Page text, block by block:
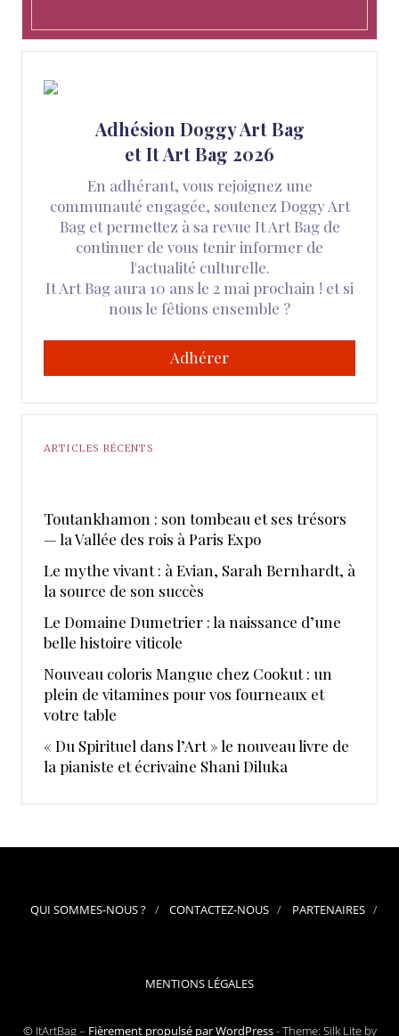
Adhésion Doggy Art Bag
et It Art Bag 2026
En adhérant, vous rejoignez une
communauté engagée, soutenez Doggy Art
Bag et permettez à sa revue It Art Bag de
continuer de vous tenir informer de
l'actualité culturelle.
It Art Bag aura 10 ans le 2 mai prochain ! et si
nous le fêtions ensemble ?
Adhérer
ARTICLES RÉCENTS
Toutankhamon : son tombeau et ses trésors
— la Vallée des rois à Paris Expo
Le mythe vivant : à Evian, Sarah Bernhardt, à
la source de son succès
Le Domaine Dumetrier : la naissance d’une
belle histoire viticole
Nouveau coloris Mangue chez Cookut : un
plein de vitamines pour vos fourneaux et
votre table
« Du Spirituel dans l’Art » le nouveau livre de
la pianiste et écrivaine Shani Diluka
QUI SOMMES-NOUS ? CONTACTEZ-NOUS PARTENAIRES
MENTIONS LÉGALES
© ItArtBag – Fièrement propulsé par WordPress-Theme: Silk Lite by